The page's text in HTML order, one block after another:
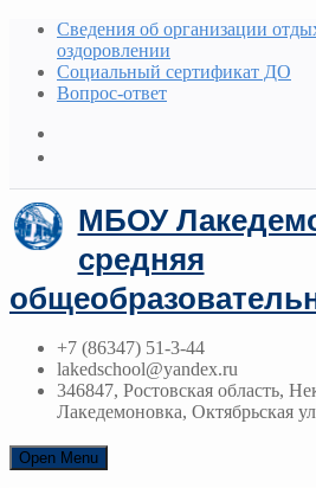
Сведения об организации
оздоровлении
Социальный сертификат ДО
Вопрос-ответ
МБОУ
средняя
+7 (86347) 51-3-44
lakedschool@yandex.ru
346847, Ростовская область,
Лакедемоновка, Октябрьская
Open Menu